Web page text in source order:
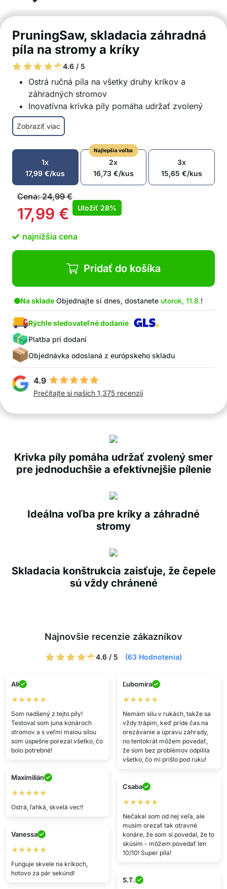
PruningSaw, skladacia záhradná
píla na stromy a kríky
4.6 / 5
Ostrá ručná píla na všetky druhy kríkov a
záhradných stromov
Inovatívna krivka píly pomáha udržať zvolený
smer pílenia
Skladacia konštrukcia s bezpečnostným
Praktická protišmyková rukoväť
Vhodná aj na kempovanie alebo turistiku mimo
vyznačených ciest
Balenie obsahuje: 1x skladacia ručná píla
Zobraziť viac
1x
17,99€/kus
Najlepšia voľba
2x
16,73 €/kus
3x
15,65€/kus
Cena:24,99€
17,99 € Uložiť 28%
najnižšia cena
Pridať do košíka
Na sklade Objednajte si dnes, dostanete utorok, 11.8.!
Rýchle sledovateľné dodanie
Platba pri dodaní
Objednávka odoslaná z európskeho skladu
4.9
Prečítajte si našich 1,375 recenzií
Krivka píly pomáha udržať zvolený smer
pre jednoduchšie a efektívnejšie pílenie
Ideálna voľba pre kríky a záhradné
stromy
Skladacia konštrukcia zaisťuje, že čepele
sú vždy chránené
Najnovšie recenzie zákazníkov
4.6 / 5 (63 Hodnotenia)
Ali
★★★★★
Som nadšený z tejto píly!
Testoval som juna konároch
stromov a s veľmi malou silou
som úspešne porezal všetko, čo
bolo potrebné!
Ľubomíra
★★★★★
Nemám silu v rukách, takže sa
vždy trápim, keď príde čas na
orezávanie a úpravu záhrady,
no tentokrát môžem povedať,
že som bez problémov odpílila
všetko, čo mi prišlo pod ruku!
Maximilián
★★★★★
Ostrá, ľahká, skvelá vec!!
Csaba
★★★★★
Nečakal som od nej veľa, ale
musím orezať tak otravné
konáre, že som si povedal, že to
skúsim - môžem povedať len
10/10! Super píla!
Vanessa
★★★★★
Funguje skvele na kríkoch,
hotovo za pár sekúnd!
S.T.